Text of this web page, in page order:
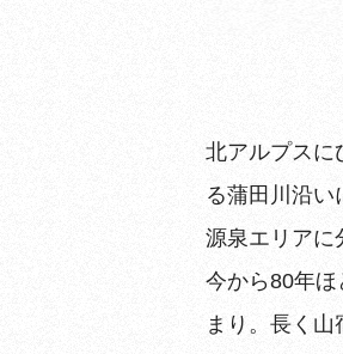
北アルプスに
る蒲田川沿
源泉エリアに
今から80年
まり。長く